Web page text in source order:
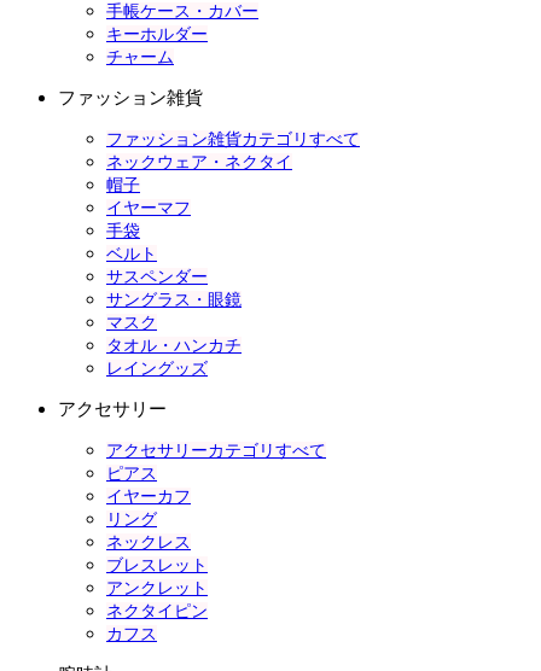
手帳ケース・カバー
キーホルダー
チャーム
ファッション雑貨
ファッション雑貨カテゴリすべて
ネックウェア・ネクタイ
帽子
イヤーマフ
手袋
ベルト
サスペンダー
サングラス・眼鏡
マスク
タオル・ハンカチ
レイングッズ
アクセサリー
アクセサリーカテゴリすべて
ピアス
イヤーカフ
リング
ネックレス
ブレスレット
アンクレット
ネクタイピン
カフス